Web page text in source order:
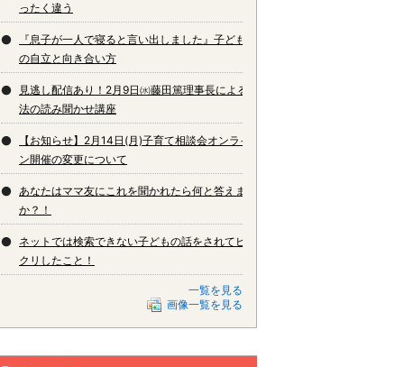
ったく違う
『息子が一人で寝ると言い出しました』子どもと
の自立と向き合い方
見逃し配信あり！2月9日㈬藤田篤理事長による魔
法の読み聞かせ講座
【お知らせ】2月14日(月)子育て相談会オンライ
ン開催の変更について
あなたはママ友にこれを聞かれたら何と答えます
か？！
ネットでは検索できない子どもの話をされてビッ
クリしたこと！
一覧を見る
画像一覧を見る